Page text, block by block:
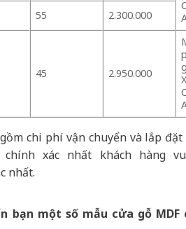
55 2.300.000
45 2.950.000
chi phí vận chuyển và lắp
xác nhất khách hàng
nhất.
bạn một số mẫu cửa gỗ MDF